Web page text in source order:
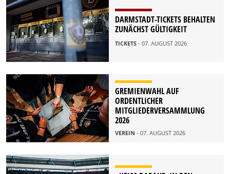
DARMSTADT-TICKETS BEHALTEN
ZUNÄCHST GÜLTIGKEIT
TICKETS - 07. AUGUST 2026
GREMIENWAHL AUF
ORDENTLICHER
MITGLIEDERVERSAMMLUNG
2026
VEREIN - 07. AUGUST 2026